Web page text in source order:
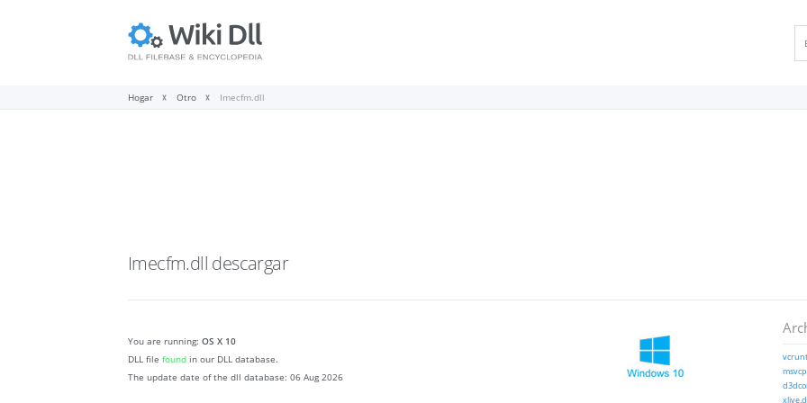
Hogar Otro Imecfm.dll
Imecfm.dll descargar
You are running: OS X 10
DLL file found in our DLL database.
The update date of the dll database: 06 Aug 2026